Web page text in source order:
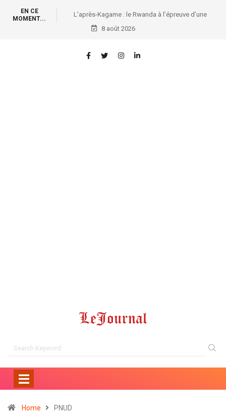
EN CE
MOMENT...
l’épreuve d’une
Affaires foncières et ENA: Première vague de
formation des conservateurs des titres immobiliers
8 août 2026
Home PNUD